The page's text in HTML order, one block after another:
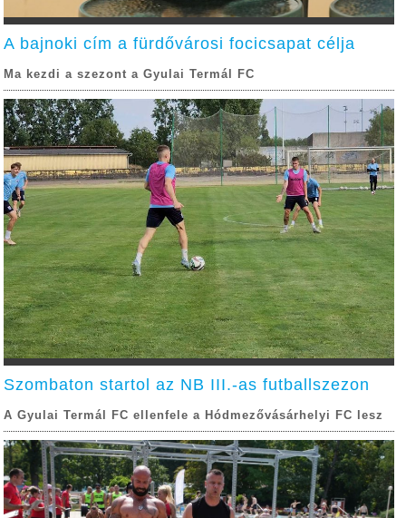
A bajnoki cím a fürdővárosi focicsapat célja
Ma kezdi a szezont a Gyulai Termál FC
Szombaton startol az NB III.-as futballszezon
A Gyulai Termál FC ellenfele a Hódmezővásárhelyi FC lesz